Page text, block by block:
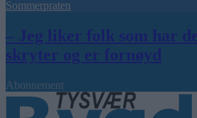
Sommerpraten
– Jeg liker folk som har
skryter og er fornøyd
Abonnement